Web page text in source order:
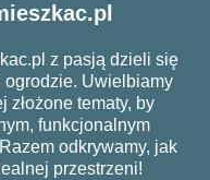
z pasją dzieli się
Uwielbiamy
złożone tematy, by
funkcjonalnym
odkrywamy, jak
przestrzeni!